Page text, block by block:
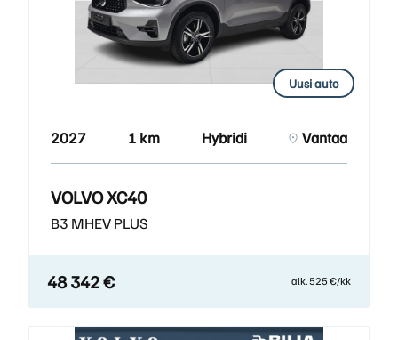
Uusi auto
2027 1 km Hybridi Vantaa
VOLVO XC40
B3 MHEV PLUS
48 342 € alk. 525 €/kk